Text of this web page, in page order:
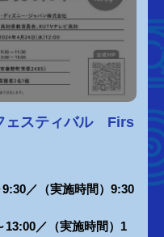
ェスティバル Firs
／（実施時間）9:30
13:00／（実施時間）1